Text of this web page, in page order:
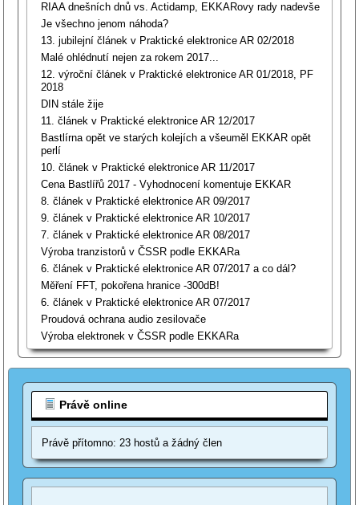
RIAA dnešních dnů vs. Actidamp, EKKARovy rady nadevše
Je všechno jenom náhoda?
13. jubilejní článek v Praktické elektronice AR 02/2018
Malé ohlédnutí nejen za rokem 2017...
12. výroční článek v Praktické elektronice AR 01/2018, PF
2018
DIN stále žije
11. článek v Praktické elektronice AR 12/2017
Bastlírna opět ve starých kolejích a všeuměl EKKAR opět
perlí
10. článek v Praktické elektronice AR 11/2017
Cena Bastlířů 2017 - Vyhodnocení komentuje EKKAR
8. článek v Praktické elektronice AR 09/2017
9. článek v Praktické elektronice AR 10/2017
7. článek v Praktické elektronice AR 08/2017
Výroba tranzistorů v ČSSR podle EKKARa
6. článek v Praktické elektronice AR 07/2017 a co dál?
Měření FFT, pokořena hranice -300dB!
6. článek v Praktické elektronice AR 07/2017
Proudová ochrana audio zesilovače
Výroba elektronek v ČSSR podle EKKARa
Právě online
Právě přítomno: 23 hostů a žádný člen